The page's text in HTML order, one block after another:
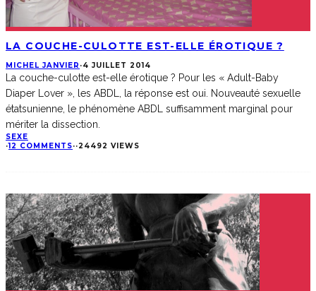
LA COUCHE-CULOTTE EST-ELLE ÉROTIQUE ?
MICHEL JANVIER ·4 JUILLET 2014
La couche-culotte est-elle érotique ? Pour les « Adult-Baby
Diaper Lover », les ABDL, la réponse est oui. Nouveauté sexuelle
étatsunienne, le phénomène ABDL suffisamment marginal pour
mériter la dissection.
SEXE
·12 COMMENTS··24492 VIEWS